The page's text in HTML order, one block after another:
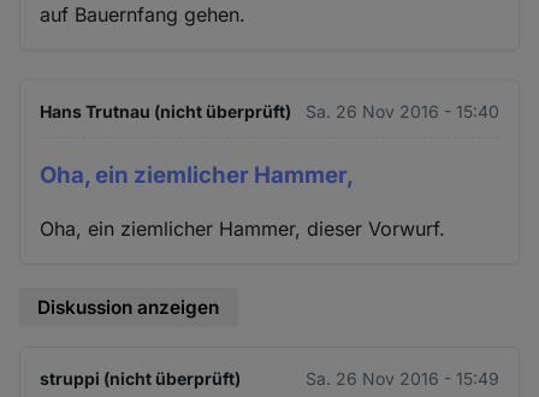
auf Bauernfang gehen.
Hans Trutnau (nicht überprüft) Sa. 26 Nov 2016 - 15:40
Oha, ein ziemlicher Hammer,
Oha, ein ziemlicher Hammer, dieser Vorwurf.
Diskussion anzeigen
struppi (nicht überprüft) Sa. 26 Nov 2016 - 15:49